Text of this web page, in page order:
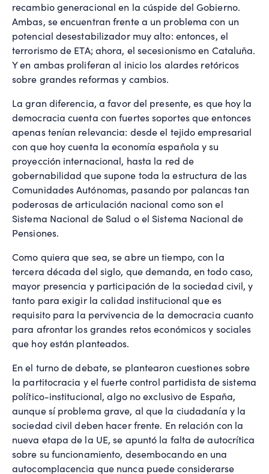
recambio generacional en la cúspide del Gobierno.
Ambas, se encuentran frente a un problema con un
potencial desestabilizador muy alto: entonces, el
terrorismo de ETA; ahora, el secesionismo en Cataluña.
Y en ambas proliferan al inicio los alardes retóricos
sobre grandes reformas y cambios.
La gran diferencia, a favor del presente, es que hoy la
democracia cuenta con fuertes soportes que entonces
apenas tenían relevancia: desde el tejido empresarial
con que hoy cuenta la economía española y su
proyección internacional, hasta la red de
gobernabilidad que supone toda la estructura de las
Comunidades Autónomas, pasando por palancas tan
poderosas de articulación nacional como son el
Sistema Nacional de Salud o el Sistema Nacional de
Pensiones.
Como quiera que sea, se abre un tiempo, con la
tercera década del siglo, que demanda, en todo caso,
mayor presencia y participación de la sociedad civil, y
tanto para exigir la calidad institucional que es
requisito para la pervivencia de la democracia cuanto
para afrontar los grandes retos económicos y sociales
que hoy están planteados.
En el turno de debate, se plantearon cuestiones sobre
la partitocracia y el fuerte control partidista de sistema
político-institucional, algo no exclusivo de España,
aunque sí problema grave, al que la ciudadanía y la
sociedad civil deben hacer frente. En relación con la
nueva etapa de la UE, se apuntó la falta de autocrítica
sobre su funcionamiento, desembocando en una
autocomplacencia que nunca puede considerarse